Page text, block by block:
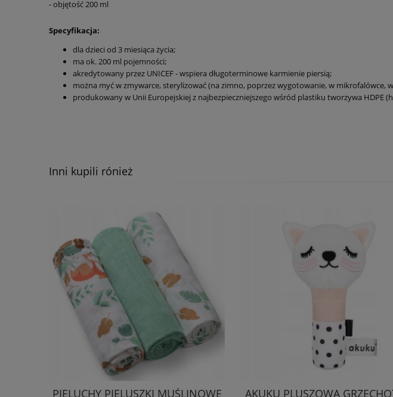
- objętość 200 ml
Specyfikacja:
dla dzieci od 3 miesiąca życia;
ma ok. 200 ml pojemności;
akredytowany przez UNICEF - wspiera długoterminowe karmienie piersią;
można myć w zmywarce, sterylizować (na zimno, poprzez wygotowanie, w mikrofalówce,
produkowany w Unii Europejskiej z najbezpieczniejszego wśród plastiku tworzywa HDPE
Inni kupili rónież
PIELUCHY PIELUSZKI MUŚLINOWE AKUKU PLUSZOWA